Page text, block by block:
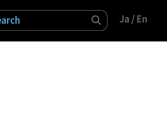
検索 Ja /En
Ja /En